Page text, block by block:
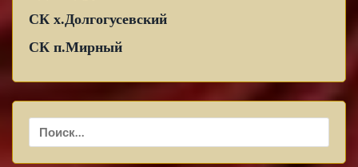
СК х.Долгогусевский
СК п.Мирный